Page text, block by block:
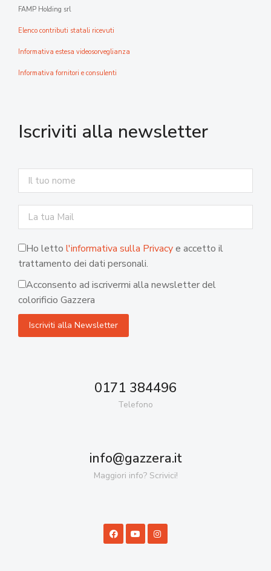
FAMP Holding srl
Elenco contributi statali ricevuti
Informativa estesa videosorveglianza
Informativa fornitori e consulenti
Iscriviti alla newsletter
Ho letto l'informativa sulla Privacye accetto il
trattamento dei dati personali.
Acconsento ad iscrivermi alla newsletter del
colorificio Gazzera
0171 384496
Telefono
info@gazzera.it
Maggiori info? Scrivici!